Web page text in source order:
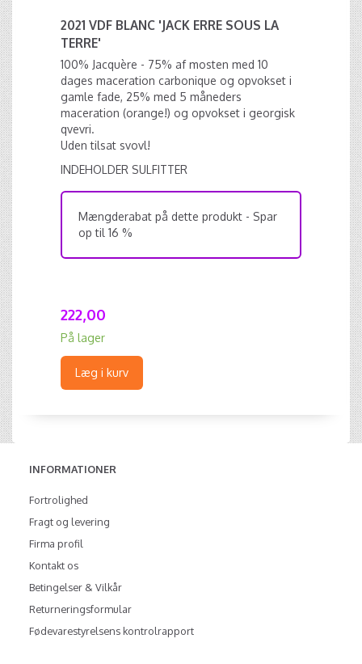
2021 VDF BLANC 'JACK ERRE SOUS LA
TERRE'
100% Jacquère - 75% af mosten med 10
dages maceration carbonique og opvokset i
gamle fade, 25% med 5 måneders
maceration (orange!) og opvokset i georgisk
qvevri.
Uden tilsat svovl!
INDEHOLDER SULFITTER
Mængderabat på dette produkt - Spar
op til 16 %
222,00
På lager
Læg i kurv
INFORMATIONER
Fortrolighed
Fragt og levering
Firma profil
Kontakt os
Betingelser & Vilkår
Returneringsformular
Fødevarestyrelsens kontrolrapport